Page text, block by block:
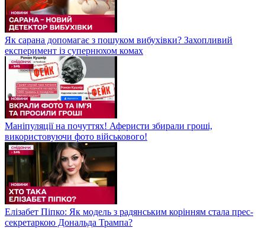
Як сарана допомагає з пошуком вибухівки? Захопливий
експеримент із супернюхом комах
Маніпуляції на почуттях! Аферисти збирали гроші,
використовуючи фото військового!
Елізабет Піпко: Як модель з радянським корінням стала прес-
секретаркою Дональда Трампа?